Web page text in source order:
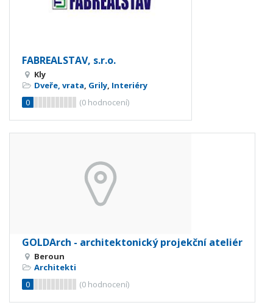
FABREALSTAV, s.r.o.
Kly
Dveře, vrata, Grily, Interiéry
0
(0 hodnocení)
GOLDArch - architektonický projekční ateliér
Beroun
Architekti
0
(0 hodnocení)